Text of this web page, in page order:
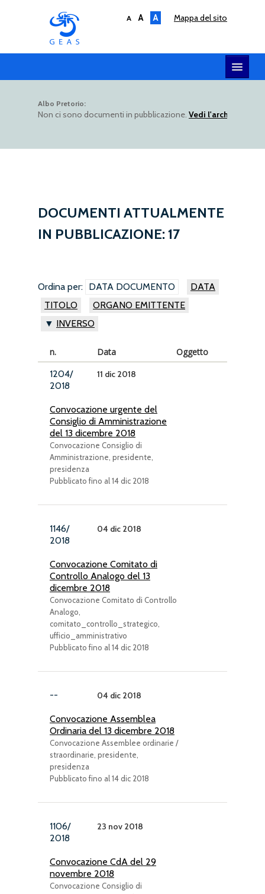
mappa del sito
A A A
SERVIZI
ALBO TELEMATICO
Albo Pretorio:
Non ci sono documenti in pubblicazione. Vedi l'archivio
DOCUMENTI ATTUALMENTE
IN PUBBLICAZIONE: 17
Ordina per: DATA DOCUMENTO
DATA
TITOLO
ORGANO EMITTENTE
INVERSO
n. Data
Oggetto
1204/
2018
11 dic 2018
Convocazione urgente del
Consiglio di Amministrazione
del 13 dicembre 2018
Convocazione Consiglio di
Amministrazione, presidente,
presidenza
Pubblicato fino al 14 dic 2018
1146/
2018
04 dic 2018
Convocazione Comitato di
Controllo Analogo del 13
dicembre 2018
Convocazione Comitato di Controllo
Analogo,
comitato_controllo_strategico,
ufficio_amministrativo
Pubblicato fino al 14 dic 2018
-- 04 dic 2018
Convocazione Assemblea
Ordinaria del 13 dicembre 2018
Convocazione Assemblee ordinarie /
straordinarie, presidente,
presidenza
Pubblicato fino al 14 dic 2018
1106/
2018
23 nov 2018
Convocazione CdA del 29
novembre 2018
Convocazione Consiglio di